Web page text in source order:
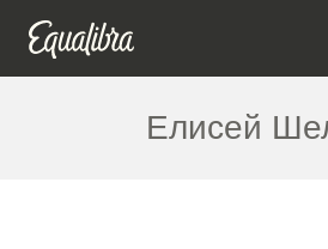
Елисей